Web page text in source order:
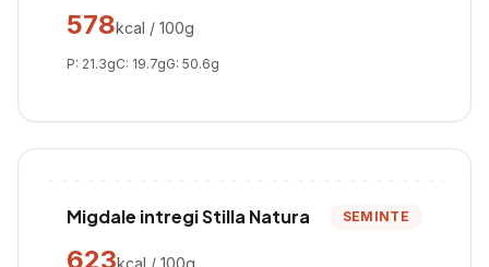
578kcal / 100g
P: 21.3gC: 19.7gG: 50.6g
Migdale intregi Stilla Natura SEMINTE
623kcal / 100g